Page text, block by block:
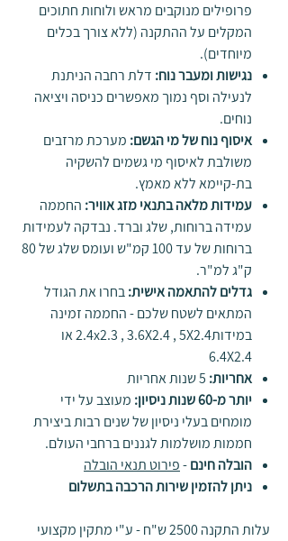
פרופילים מנוקבים מראש ולוחות חתוכים
המקלים על ההתקנה (ללא צורך בכלים
מיוחדים).
נגישות ומעבר נוח: דלת רחבה הניתנת
לנעילה וסף נמוך מאפשרים כניסה ויציאה
נוחים.
איסוף נוח של מי הגשם: מערכת מרזבים
משולבת לאיסוף מי גשמים להשקיה
בת-קיימא ללא מאמץ.
עמידות מלאה בתנאי מזג אוויר: החממה
עמידה ברוחות, שלג וברד. נבדקה לעמידות
ברוחות של עד 100 קמ"ש ועומס שלג של 80
ק"ג למ"ר.
גדלים להתאמה אישית:בחרו את הגודל
המתאים לשטח שלכם - החממה זמינה
במידות2.4x2.3 , 3.6X2.4 , 5X2.4 או
6.4X2.4
אחריות:
יותר מ-60 שנות ניסיון
: מעוצב על ידי
מומחים בעלי ניסיון של שנים רבות ביצירת
חממות מושלמות לגננים ברחבי העולם.
הובלה חינם-פירוט תנאי הובלה
ניתן להזמין שירות הרכבה בתשלום
עלות התקנה 2500 ש"ח - ע"י מתקין מקצועי